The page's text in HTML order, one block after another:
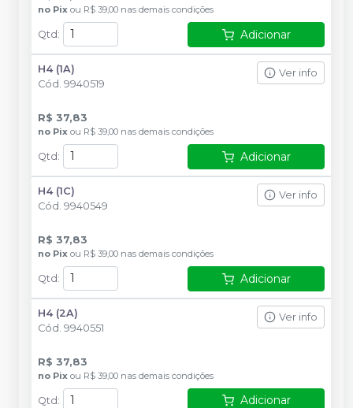
no Pix ou R$ 39,00 nas demais condições
Qtd : Adicionar
H4 (1A)
Cód. 9940519
Ver info
R$ 37,83
no Pix ou R$ 39,00 nas demais condições
Qtd : Adicionar
H4 (1C)
Cód. 9940549
Ver info
R$ 37,83
no Pix ou R$ 39,00 nas demais condições
Qtd: Adicionar
H4 (2A)
Cód. 9940551
Ver info
R$ 37,83
no Pix ou R$ 39,00 nas demais condições
Qtd: Adicionar